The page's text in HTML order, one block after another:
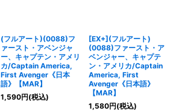
(フルアート)(0088)フ
ァースト・アベンジャ
ー、キャプテン・アメリ
カ/Captain America,
First Avenger《日本
語》【MAR】
1,590円(税込)
[EX+](フルアート)
(0088)ファースト・ア
ベンジャー、キャプテ
ン・アメリカ/Captain
America, First
Avenger《日本語》
【MAR】
1,580円(税込)